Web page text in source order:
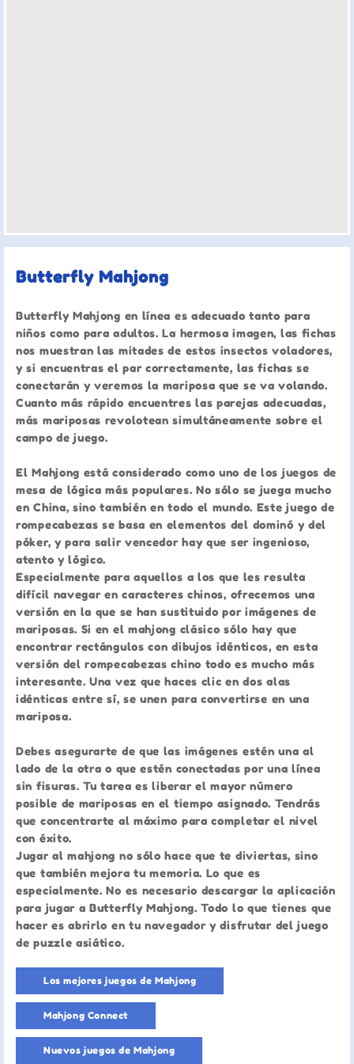
Butterfly Mahjong
Butterfly Mahjong en línea es adecuado tanto para
niños como para adultos. La hermosa imagen, las fichas
nos muestran las mitades de estos insectos voladores,
y si encuentras el par correctamente, las fichas se
conectarán y veremos la mariposa que se va volando.
Cuanto más rápido encuentres las parejas adecuadas,
más mariposas revolotean simultáneamente sobre el
campo de juego.
El Mahjong está considerado como uno de los juegos de
mesa de lógica más populares. No sólo se juega mucho
en China, sino también en todo el mundo. Este juego de
rompecabezas se basa en elementos del dominó y del
póker, y para salir vencedor hay que ser ingenioso,
atento y lógico.
Especialmente para aquellos a los que les resulta
difícil navegar en caracteres chinos, ofrecemos una
versión en la que se han sustituido por imágenes de
mariposas. Si en el mahjong clásico sólo hay que
encontrar rectángulos con dibujos idénticos, en esta
versión del rompecabezas chino todo es mucho más
interesante. Una vez que haces clic en dos alas
idénticas entre sí, se unen para convertirse en una
mariposa.
Debes asegurarte de que las imágenes estén una al
lado de la otra o que estén conectadas por una línea
sin fisuras. Tu tarea es liberar el mayor número
posible de mariposas en el tiempo asignado. Tendrás
que concentrarte al máximo para completar el nivel
con éxito.
Jugar al mahjong no sólo hace que te diviertas, sino
que también mejora tu memoria. Lo que es
especialmente. No es necesario descargar la aplicación
para jugar a Butterfly Mahjong. Todo lo que tienes que
hacer es abrirlo en tu navegador y disfrutar del juego
de puzzle asiático.
Los mejores juegos de Mahjong
Mahjong Connect
Nuevos juegos de Mahjong